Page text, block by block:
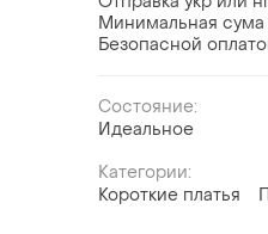
Минимальная сума
Безопасной
Состояние:
Идеальное
Категории:
Короткие платья